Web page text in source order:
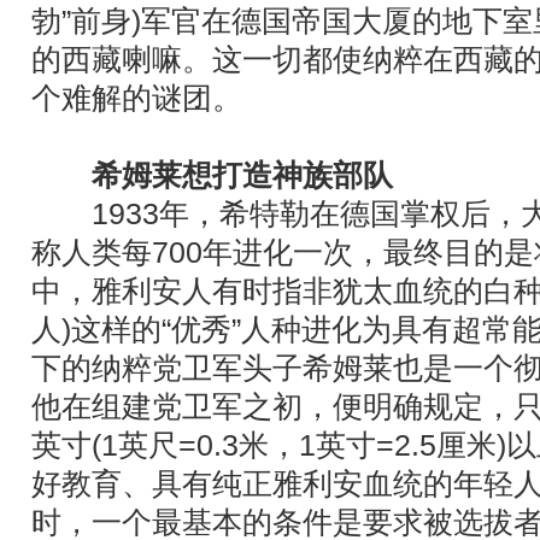
勃”前身)军官在德国帝国大厦的地下
的西藏喇嘛。这一切都使纳粹在西藏
个难解的谜团。
希姆莱想打造神族部队
1933年，希特勒在德国掌权后，
称人类每700年进化一次，最终目的
中，雅利安人有时指非犹太血统的白
人)这样的“优秀”人种进化为具有超常
下的纳粹党卫军头子希姆莱也是一个
他在组建党卫军之初，便明确规定，
英寸(1英尺=0.3米，1英寸=2.5厘米)
好教育、具有纯正雅利安血统的年轻
时，一个最基本的条件是要求被选拔